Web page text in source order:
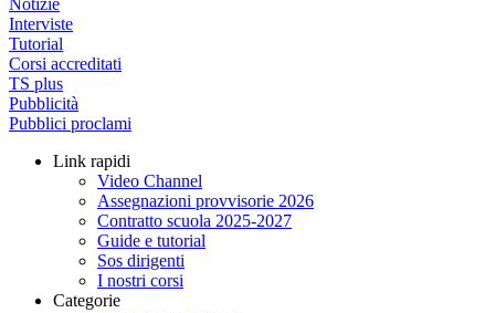
Notizie
Interviste
Tutorial
Corsi accreditati
TS plus
Pubblicità
Pubblici proclami
Link rapidi
Video Channel
Assegnazioni provvisorie 2026
Contratto scuola 2025-2027
Guide e tutorial
Sos dirigenti
I nostri corsi
Categorie